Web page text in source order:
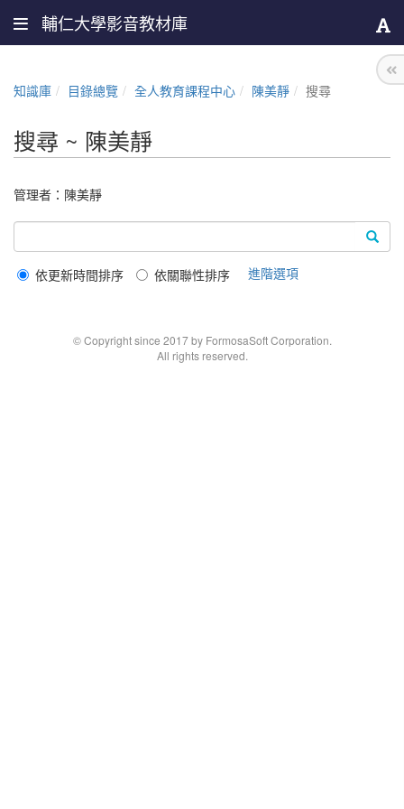
輔仁大學影音教材庫
知識庫 目錄總覽 全人教育課程中心 陳美靜 搜尋
搜尋 ~ 陳美靜
管理者： 陳美靜
依更新時間排序 依關聯性排序 進階選項
© Copyright since 2017 by FormosaSoft Corporation.
All rights reserved.